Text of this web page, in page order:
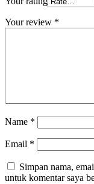
Your review *
Name *
Email *
Simpan nama,
untuk komentar saya